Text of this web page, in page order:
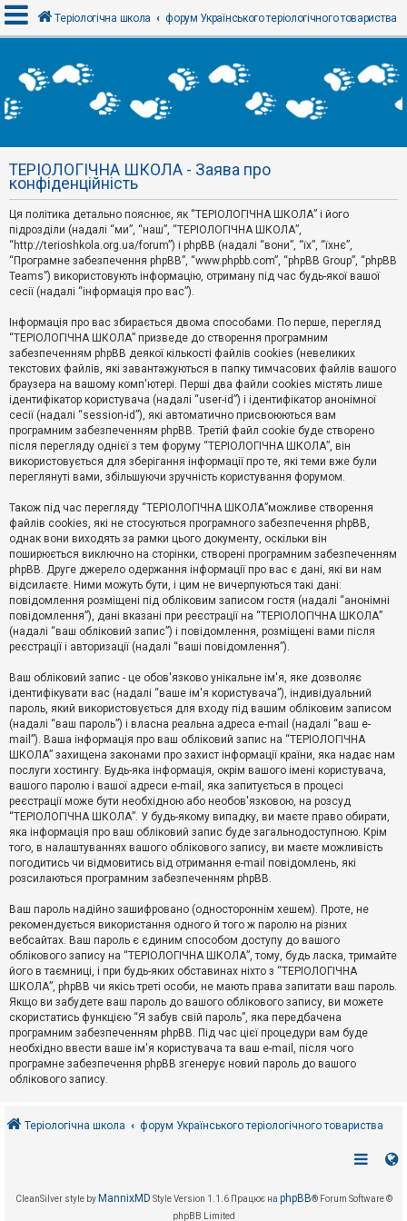
х
і
Р
е
с
т
р
а
ц
і
я
Т
е
м
и
б
е
з
в
і
д
о
і
д
е
й
А
т
и
в
е
м
и
П
о
ш
у
Д
о
м
о
г
Теріологічна школа форум Українського теріологічного товариства
ТЕРІОЛОГІЧНА ШКОЛА - Заява про
конфіденційність
Ця політика детально пояснює, як “ТЕРІОЛОГІЧНА ШКОЛА” і його
підрозділи (надалі “ми”, “наш”, “ТЕРІОЛОГІЧНА ШКОЛА”,
“http://terioshkola.org.ua/forum”) і phpBB (надалі “вони”, “їх”, “їхнє”,
“Програмне забезпечення phpBB”, “www.phpbb.com”, “phpBB Group”, “phpBB
Teams”) використовують інформацію, отриману під час будь-якої вашої
сесії (надалі “інформація про вас”).
Інформація про вас збирається двома способами. По перше, перегляд
“ТЕРІОЛОГІЧНА ШКОЛА” призведе до створення програмним
забезпеченням phpBB деякої кількості файлів cookies (невеликих
текстових файлів, які завантажуються в папку тимчасових файлів вашого
браузера на вашому комп'ютері. Перші два файли cookies містять лише
ідентифікатор користувача (надалі “user-id”) і ідентифікатор анонімної
сесії (надалі “session-id”), які автоматично присвоюються вам
програмним забезпеченням phpBB. Третій файл cookie буде створено
після перегляду однієї з тем форуму “ТЕРІОЛОГІЧНА ШКОЛА”, він
використовується для зберігання інформації про те, які теми вже були
переглянуті вами, збільшуючи зручність користування форумом.
Також під час перегляду “ТЕРІОЛОГІЧНА ШКОЛА”можливе створення
файлів cookies, які не стосуються програмного забезпечення phpBB,
однак вони виходять за рамки цього документу, оскільки він
поширюється виключно на сторінки, створені програмним забезпеченням
phpBB. Друге джерело одержання інформації про вас є дані, які ви нам
відсилаєте. Ними можуть бути, і цим не вичерпуються такі дані:
повідомлення розміщені під обліковим записом гостя (надалі “анонімні
повідомлення”), дані вказані при реєстрації на “ТЕРІОЛОГІЧНА ШКОЛА”
(надалі “ваш обліковий запис”) і повідомлення, розміщені вами після
реєстрації і авторизації (надалі “ваші повідомлення”).
Ваш обліковий запис - це обов'язково унікальне ім'я, яке дозволяє
ідентифікувати вас (надалі “ваше ім'я користувача”), індивідуальний
пароль, який використовується для входу під вашим обліковим записом
(надалі “ваш пароль”) і власна реальна адреса e-mail (надалі “ваш e-
mail”). Ваша інформація про ваш обліковий запис на “ТЕРІОЛОГІЧНА
ШКОЛА” захищена законами про захист інформації країни, яка надає нам
послуги хостингу. Будь-яка інформація, окрім вашого імені користувача,
вашого паролю і вашої адреси e-mail, яка запитується в процесі
реєстрації може бути необхідною або необов'язковою, на розсуд
“ТЕРІОЛОГІЧНА ШКОЛА”. У будь-якому випадку, ви маєте право обирати,
яка інформація про ваш обліковий запис буде загальнодоступною. Крім
того, в налаштуваннях вашого облікового запису, ви маєте можливість
погодитись чи відмовитись від отримання e-mail повідомлень, які
розсилаються програмним забезпеченням phpBB.
Ваш пароль надійно зашифровано (одностороннім хешем). Проте, не
рекомендується використання одного й того ж паролю на різних
вебсайтах. Ваш пароль є єдиним способом доступу до вашого
облікового запису на “ТЕРІОЛОГІЧНА ШКОЛА”, тому, будь ласка, тримайте
його в таємниці, і при будь-яких обставинах ніхто з “ТЕРІОЛОГІЧНА
ШКОЛА”, phpBB чи якісь треті особи, не мають права запитати ваш пароль.
Якщо ви забудете ваш пароль до вашого облікового запису, ви можете
скористатись функцією “Я забув свій пароль”, яка передбачена
програмним забезпеченням phpBB. Під час цієї процедури вам буде
необхідно ввести ваше ім'я користувача та ваш e-mail, після чого
програмне забезпечення phpBB згенерує новий пароль до вашого
облікового запису.
Теріологічна школа форум Українського теріологічного товариства
CleanSilver style by MannixMD Style Version 1.1.6 Працює на phpBB® Forum Software ©
phpBB Limited